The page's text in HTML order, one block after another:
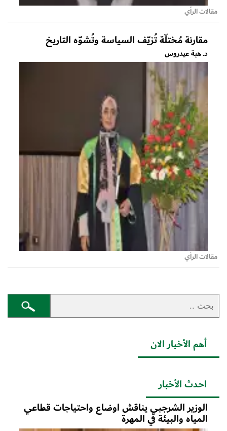
مقالات الرأي
مقارنة مُختلّة تُزيّف السياسة وتُشوّه التاريخ
د. هبة عيدروس
مقالات الرأي
أهم الأخبار الان
احدث الأخبار
الوزير الشرجبي يناقش اوضاع واحتياجات قطاعي
المياه والبيئة في المهرة